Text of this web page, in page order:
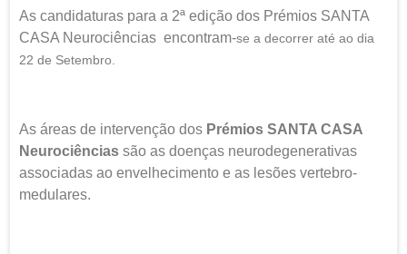
As candidaturas para a 2ª edição dos Prémios SANTA
CASA Neurociências encontram-se a decorrer até ao dia
22 de Setembro.
As áreas de intervenção dos Prémios SANTA CASA
Neurociências são as doenças neurodegenerativas
associadas ao envelhecimento e as lesões vertebro-
medulares.